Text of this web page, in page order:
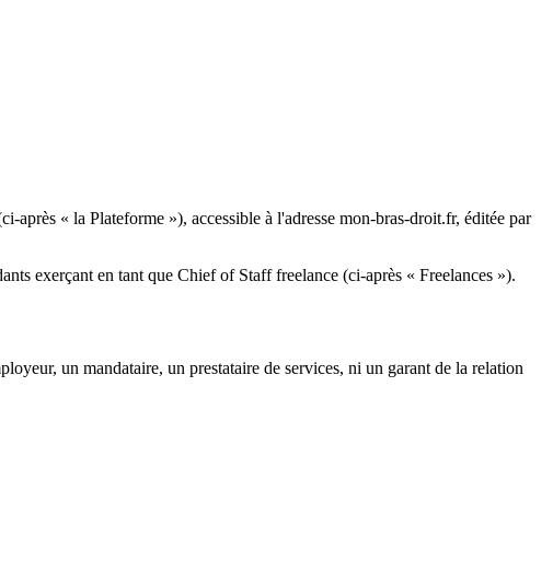
« la Plateforme »), accessible à l'adresse mon-bras-droit.fr, éditée par
exerçant en tant que Chief of Staff freelance (ci-après « Freelances »).
un mandataire, un prestataire de services, ni un garant de la relation